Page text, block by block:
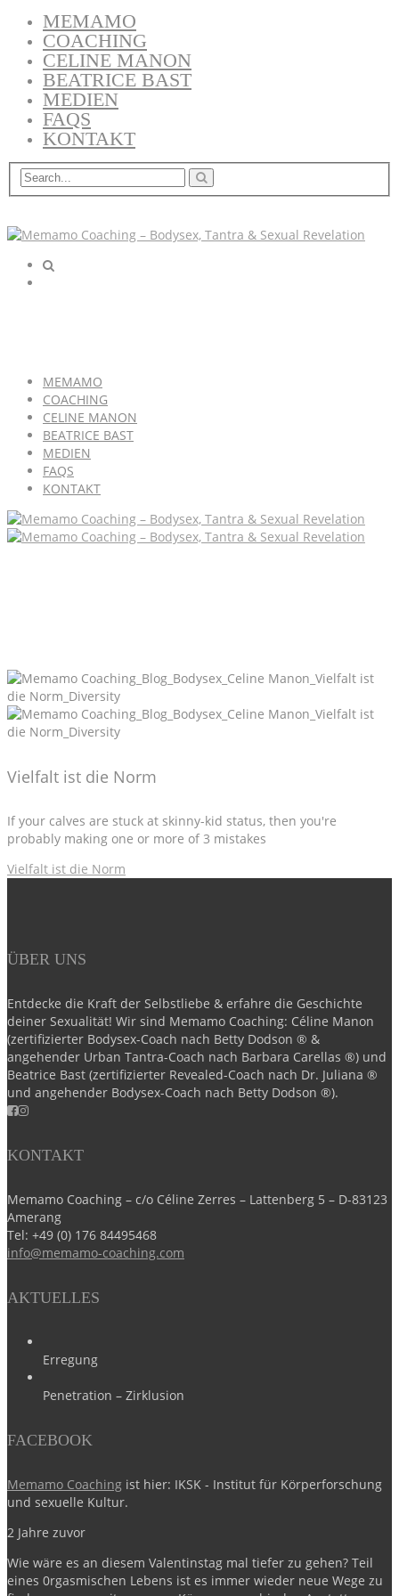
MEMAMO
COACHING
CELINE MANON
BEATRICE BAST
MEDIEN
FAQS
KONTAKT
MEMAMO
COACHING
CELINE MANON
BEATRICE BAST
MEDIEN
FAQS
KONTAKT
Vielfalt ist die Norm
If your calves are stuck at skinny-kid status, then you're
probably making one or more of 3 mistakes
Vielfalt ist die Norm
ÜBER UNS
Entdecke die Kraft der Selbstliebe & erfahre die Geschichte
deiner Sexualität! Wir sind Memamo Coaching: Céline Manon
(zertifizierter Bodysex-Coach nach Betty Dodson ® &
angehender Urban Tantra-Coach nach Barbara Carellas ®) und
Beatrice Bast (zertifizierter Revealed-Coach nach Dr. Juliana ®
und angehender Bodysex-Coach nach Betty Dodson ®).
KONTAKT
Memamo Coaching – c/o Céline Zerres – Lattenberg 5 – D-83123
Amerang
Tel: +49 (0) 176 84495468
info@memamo-coaching.com
AKTUELLES
Erregung
Penetration – Zirklusion
FACEBOOK
Memamo Coaching ist hier: IKSK - Institut für Körperforschung
und sexuelle Kultur.
2 Jahre zuvor
Wie wäre es an diesem Valentinstag mal tiefer zu gehen? Teil
eines 0rgasmischen Lebens ist es immer wieder neue Wege zu